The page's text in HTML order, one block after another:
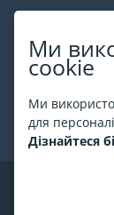
Ми
cookie
Ми
для
Дізнайтеся
На
України. Всі